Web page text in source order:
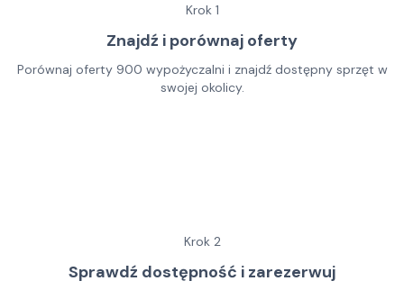
Krok 1
Znajdź i porównaj oferty
Porównaj oferty 900 wypożyczalni i znajdź dostępny sprzęt w
swojej okolicy.
Krok 2
Sprawdź dostępność i zarezerwuj